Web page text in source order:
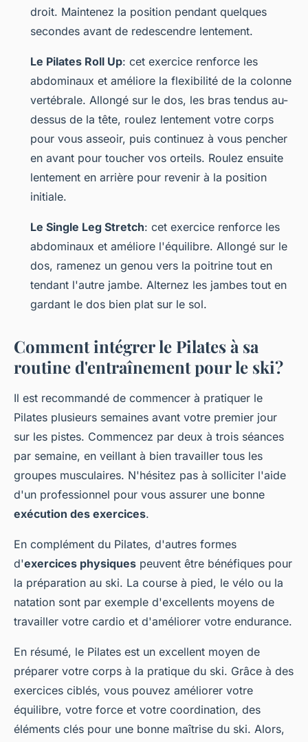
droit. Maintenez la position pendant quelques
secondes avant de redescendre lentement.
Le Pilates Roll Up: cet exercice renforce les
abdominaux et améliore la flexibilité de la colonne
vertébrale. Allongé sur le dos, les bras tendus au-
dessus de la tête, roulez lentement votre corps
pour vous asseoir, puis continuez à vous pencher
en avant pour toucher vos orteils. Roulez ensuite
lentement en arrière pour revenir à la position
initiale.
Le Single Leg Stretch: cet exercice renforce les
abdominaux et améliore l'équilibre. Allongé sur le
dos, ramenez un genou vers la poitrine tout en
tendant l'autre jambe. Alternez les jambes tout en
gardant le dos bien plat sur le sol.
Comment intégrer le Pilates à sa
routine d'entraînement pour le ski?
Il est recommandé de commencer à pratiquer le
Pilates plusieurs semaines avant votre premier jour
sur les pistes. Commencez par deux à trois séances
par semaine, en veillant à bien travailler tous les
groupes musculaires. N'hésitez pas à solliciter l'aide
d'un professionnel pour vous assurer une bonne
exécution des exercices.
En complément du Pilates, d'autres formes
d'exercices physiques peuvent être bénéfiques pour
la préparation au ski. La course à pied, le vélo ou la
natation sont par exemple d'excellents moyens de
travailler votre cardio et d'améliorer votre endurance.
En résumé, le Pilates est un excellent moyen de
préparer votre corps à la pratique du ski. Grâce à des
exercices ciblés, vous pouvez améliorer votre
équilibre, votre force et votre coordination, des
éléments clés pour une bonne maîtrise du ski. Alors,